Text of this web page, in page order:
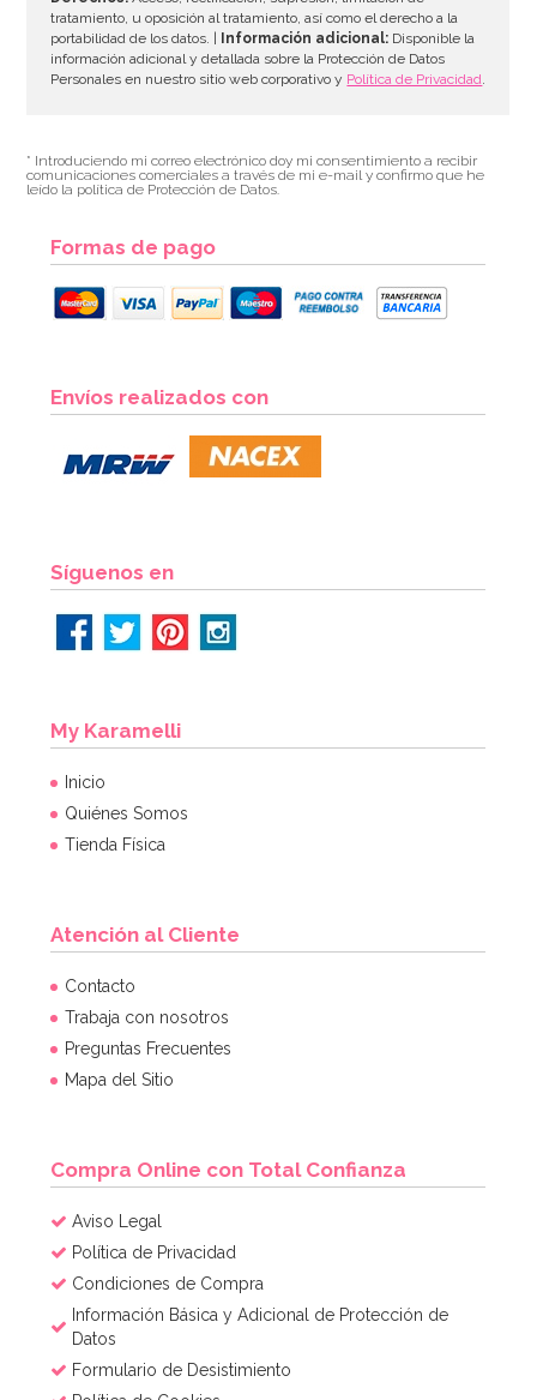
tratamiento, u oposición al tratamiento, así como el derecho a la
portabilidad de los datos. |
Información adicional: Disponible la
información adicional y detallada sobre la Protección de Datos
Personales en nuestro sitio web corporativo y Política de Privacidad.
* Introduciendo mi correo electrónico doy mi consentimiento a recibir
comunicaciones comerciales a través de mi e-mail y confirmo que he
leído la política de Protección de Datos.
Formas de pago
Envíos realizados con
Síguenos en
My Karamelli
Inicio
Quiénes Somos
Tienda Física
Atención al Cliente
Contacto
Trabaja con nosotros
Preguntas Frecuentes
Mapa del Sitio
Compra Online con Total Confianza
Aviso Legal
Política de Privacidad
Condiciones de Compra
Información Básica y Adicional de Protección de
Datos
Formulario de Desistimiento